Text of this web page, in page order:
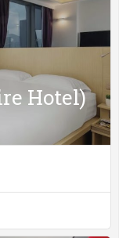
Hotel)